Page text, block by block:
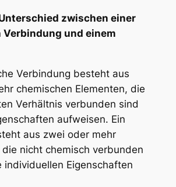
zwischen einer
und einem
Verbindung besteht aus
chemischen Elementen, die
Verhältnis verbunden sind
aufweisen. Ein
aus zwei oder mehr
nicht chemisch verbunden
individuellen Eigenschaften